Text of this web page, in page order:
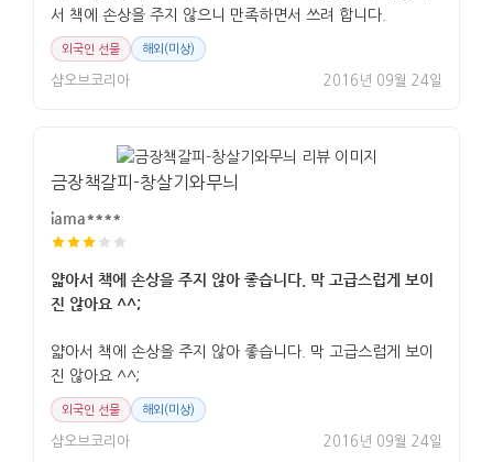
서 책에 손상을 주지 않으니 만족하면서 쓰려 합니다.
외국인 선물 해외(미상)
샵오브코리아 2016년 09월 24일
금장책갈피-창살기와무늬
iama****
얇아서 책에 손상을 주지 않아 좋습니다. 막 고급스럽게 보이
진 않아요 ^^;
얇아서 책에 손상을 주지 않아 좋습니다. 막 고급스럽게 보이
진 않아요 ^^;
외국인 선물 해외(미상)
샵오브코리아 2016년 09월 24일